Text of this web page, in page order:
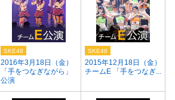
2016年3月18日（金）
「手をつなぎながら」
公演
SKE48
2015年12月18日（金）
チームE 「手をつなぎ...
SKE48